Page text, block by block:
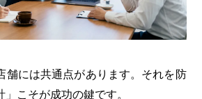
舗には共通点があります。それを防
こそが成功の鍵です。